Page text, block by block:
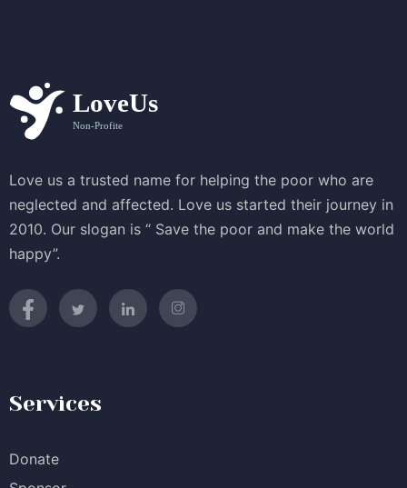
Love us a trusted name for helping the poor who are
neglected and affected. Love us started their journey in
2010. Our slogan is “ Save the poor and make the world
happy”.
Services
Donate